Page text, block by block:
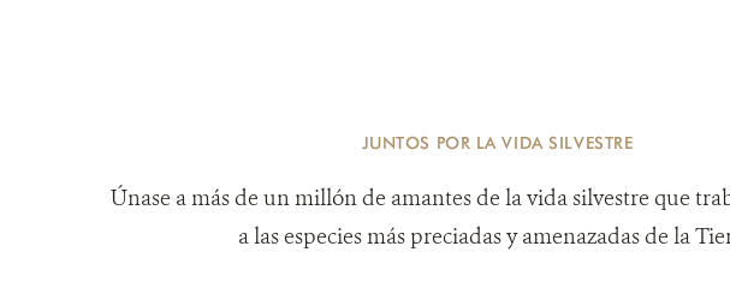
JUNTOS POR LA VIDA SILVESTRE
Únase a más de un millón de amantes de la vida silvestre que
a las especies más preciadas y amenazadas de la